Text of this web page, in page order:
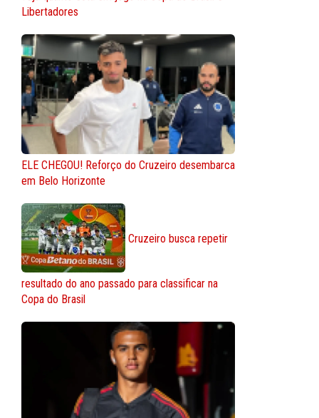
Libertadores
ELE CHEGOU! Reforço do Cruzeiro desembarca
em Belo Horizonte
Cruzeiro busca repetir
resultado do ano passado para classificar na
Copa do Brasil